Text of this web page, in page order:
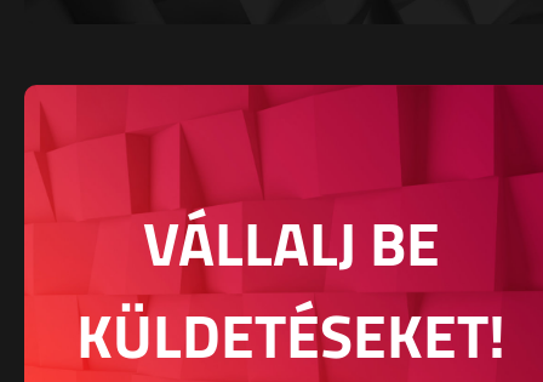
VÁLLALJ BE
KÜLDETÉSEKET!